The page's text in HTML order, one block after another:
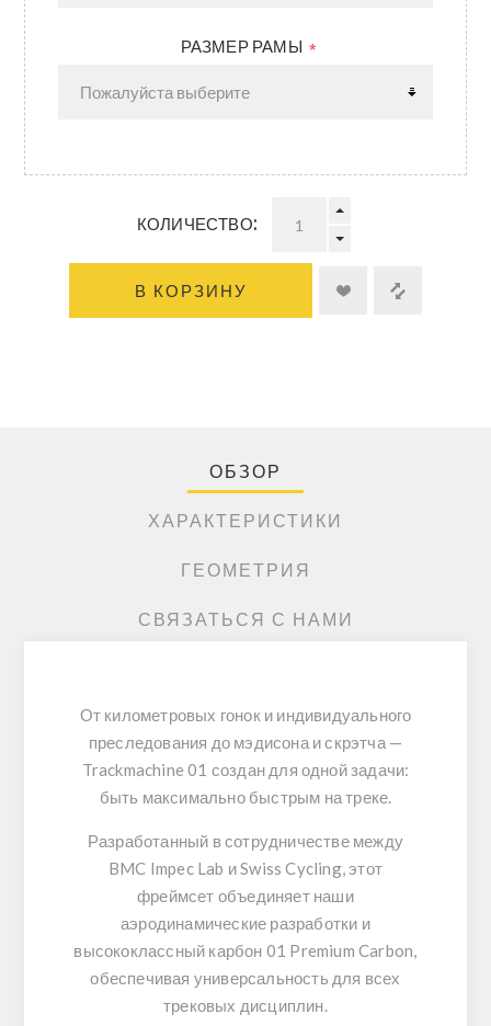
РАЗМЕР РАМЫ *
КОЛИЧЕСТВО:
В КОРЗИНУ
ОБЗОР
ХАРАКТЕРИСТИКИ
ГЕОМЕТРИЯ
СВЯЗАТЬСЯ С НАМИ
От километровых гонок и индивидуального
преследования до мэдисона и скрэтча —
Trackmachine 01 создан для одной задачи:
быть максимально быстрым на треке.
Разработанный в сотрудничестве между
BMC Impec Lab иSwiss Cycling, этот
фреймсет объединяет наши
аэродинамические разработки и
высококлассный карбон 01 Premium Carbon,
обеспечивая универсальность для всех
трековых дисциплин.